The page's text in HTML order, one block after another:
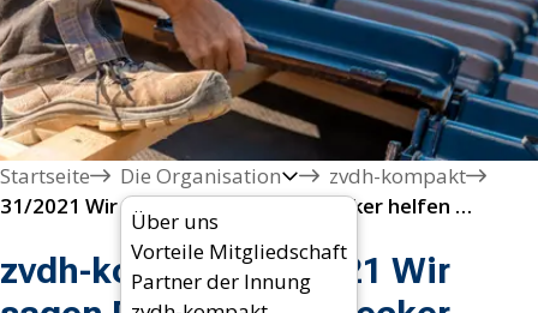
Startseite
Die Organisation
Über uns
Vorteile Mitgliedschaft
Partner der Innung
zvdh-kompakt
31/2021 Wir sagen Danke - Dachdecker helfen bei Flutkatastrophe
zvdh-kompakt 31/2021 Wir